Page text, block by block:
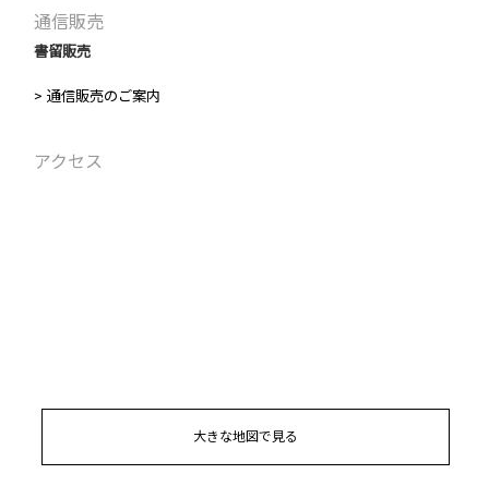
通信販売
書留販売
> 通信販売のご案内
アクセス
大きな地図で見る